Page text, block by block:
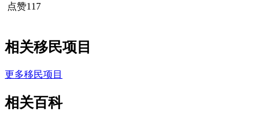
点赞117
相关移民项目
更多移民项目
相关百科